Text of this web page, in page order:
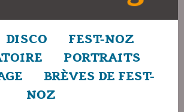
DISCO
FEST-NOZ
PORTRAITS
BRÈVES DE FEST-
NOZ